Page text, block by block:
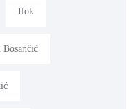
Ilok
Bosančić